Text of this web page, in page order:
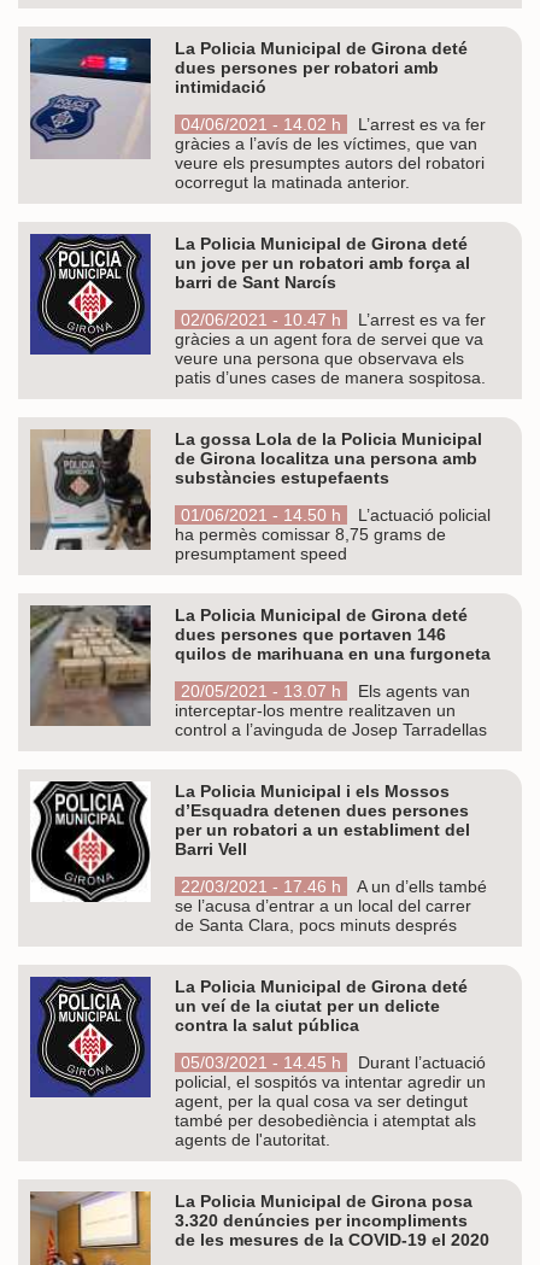
La Policia Municipal de Girona deté
dues persones per robatori amb
intimidació
04/06/2021 - 14.02 h
L’arrest es va fer
gràcies a l’avís de les víctimes, que van
veure els presumptes autors del robatori
ocorregut la matinada anterior.
La Policia Municipal de Girona deté
un jove per un robatori amb força al
barri de Sant Narcís
02/06/2021 - 10.47 h
L’arrest es va fer
gràcies a un agent fora de servei que va
veure una persona que observava els
patis d’unes cases de manera sospitosa.
La gossa Lola de la Policia Municipal
de Girona localitza una persona amb
substàncies estupefaents
01/06/2021 - 14.50 h
L’actuació policial
ha permès comissar 8,75 grams de
presumptament speed
La Policia Municipal de Girona deté
dues persones que portaven 146
quilos de marihuana en una furgoneta
20/05/2021 - 13.07 h
Els agents van
interceptar-los mentre realitzaven un
control a l’avinguda de Josep Tarradellas
La Policia Municipal i els Mossos
d’Esquadra detenen dues persones
per un robatori a un establiment del
Barri Vell
22/03/2021 - 17.46 h
A un d’ells també
se l’acusa d’entrar a un local del carrer
de Santa Clara, pocs minuts després
La Policia Municipal de Girona deté
un veí de la ciutat per un delicte
contra la salut pública
05/03/2021 - 14.45 h
Durant l’actuació
policial, el sospitós va intentar agredir un
agent, per la qual cosa va ser detingut
també per desobediència i atemptat als
agents de l'autoritat.
La Policia Municipal de Girona posa
3.320 denúncies per incompliments
de les mesures de la COVID-19 el 2020